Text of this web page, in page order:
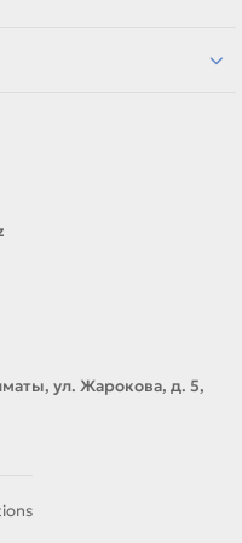
для замены,
ул. Жарокова, д. 5,